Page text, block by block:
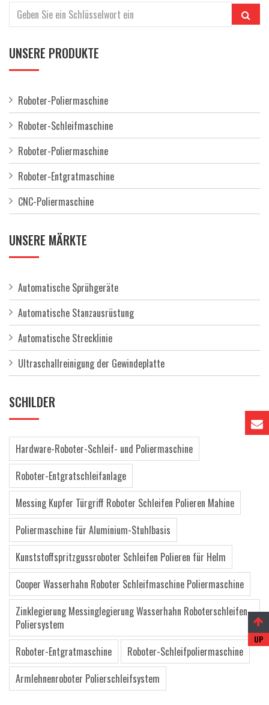
UNSERE PRODUKTE
Roboter-Poliermaschine
Roboter-Schleifmaschine
Roboter-Poliermaschine
Roboter-Entgratmaschine
CNC-Poliermaschine
UNSERE MÄRKTE
Automatische Sprühgeräte
Automatische Stanzausrüstung
Automatische Strecklinie
Ultraschallreinigung der Gewindeplatte
SCHILDER
Hardware-Roboter-Schleif- und Poliermaschine
Roboter-Entgratschleifanlage
Messing Kupfer Türgriff Roboter Schleifen Polieren Mahine
Poliermaschine für Aluminium-Stuhlbasis
Kunststoffspritzgussroboter Schleifen Polieren für Helm
Cooper Wasserhahn Roboter Schleifmaschine Poliermaschine
Zinklegierung Messinglegierung Wasserhahn Roboterschleifen
Poliersystem
Roboter-Entgratmaschine
Roboter-Schleifpoliermaschine
Armlehnenroboter Polierschleifsystem